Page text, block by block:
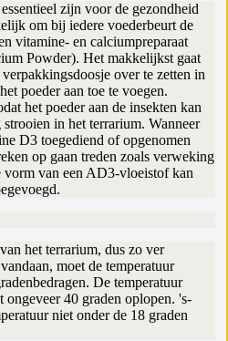
zijn voor de gezondheid
om bij iedere voederbeurt de
vitamine- en calciumpreparaat
Powder). Het makkelijkst gaat
over te zetten in
poeder aan toe te voegen.
het poeder aan de insekten kan
in het terrarium. Wanneer
D3 toegediend of opgenomen
op gaan treden zoals verweking
van een AD3-vloeistof kan
het terrarium, dus zo ver
moet de temperatuur
De temperatuur
ongeveer 40 graden oplopen. 's-
niet onder de 18 graden